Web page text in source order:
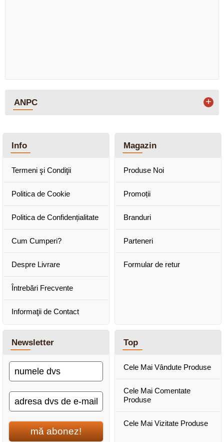
ANPC +
Info
Termeni şi Condiţii
Politica de Cookie
Politica de Confidențialitate
Cum Cumperi?
Despre Livrare
Întrebări Frecvente
Informaţii de Contact
Magazin
Produse Noi
Promoții
Branduri
Parteneri
Formular de retur
Newsletter
mă abonez!
Top
Cele Mai Vândute Produse
Cele Mai Comentate
Produse
Cele Mai Vizitate Produse